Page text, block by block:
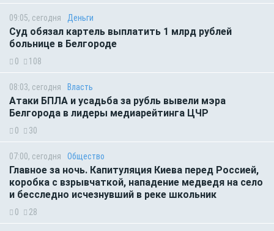
09:05, сегодня Деньги
Суд обязал картель выплатить 1 млрд рублей
больнице в Белгороде
0 108
08:03, сегодня Власть
Атаки БПЛА и усадьба за рубль вывели мэра
Белгорода в лидеры медиарейтинга ЦЧР
0 30
07:00, сегодня Общество
Главное за ночь. Капитуляция Киева перед Россией,
коробка с взрывчаткой, нападение медведя на село
и бесследно исчезнувший в реке школьник
0 28